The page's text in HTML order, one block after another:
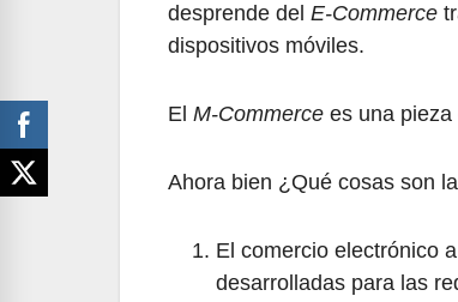
desprende del E-Commerce
dispositivos móviles.
El M-Commerce es una
Ahora bien ¿Qué cosas son
El comercio electrónico
desarrolladas para las